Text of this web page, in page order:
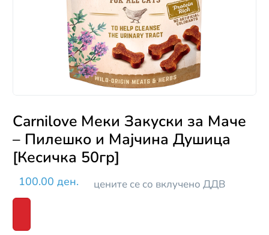
Carnilove Меки Закуски за Маче
– Пилешко и Мајчина Душица
[Кесичка 50гр]
100.00 ден. цените се со вклучено ДДВ